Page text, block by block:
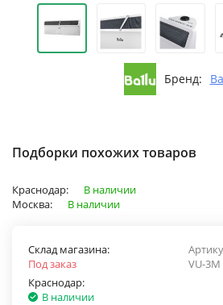
Бренд:
Подборки похожих товаров
Краснодар:
В наличии
Москва:
В наличии
VU-3M
Склад магазина:
Под заказ
Краснодар:
В наличии